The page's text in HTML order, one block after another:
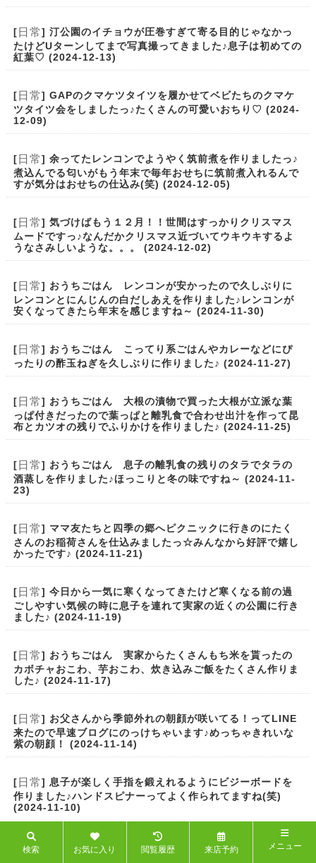
[ 日常] 汀公園のイチョウが圧巻すぎて寄る目的じゃなかっ
たけどUターンしてまで写真撮ってきました♪息子は初めての
紅葉♡ (2024-12-13)
[ 日常] GAPのクマケツタイツを履かせてベビたちのクマケ
ツタイツ会をしましたっ♪たくさんの可愛いおちり♡ (2024-
12-09)
[ 日常] 余ってたレンコンでようやく筑前煮を作りましたっ♪
煮込んでる匂いがもう年末で毎年おせちに筑前煮入れるんで
すが気分はおせちの仕込み(笑) (2024-12-05)
[ 日常] 気づけばもう１２月！！世間はすっかりクリスマス
ムードですっ♪なんだかクリスマス近づいてウキウキするよ
うなさみしいような。。。 (2024-12-02)
[ 日常] おうちごはん レンコンが安かったので久しぶりに
レンコンとにんじんの白だしあえを作りました♪レンコンが
安くなってきたら年末を感じますね～ (2024-11-30)
[ 日常] おうちごはん こってり系ごはんやカレーなどにぴ
ったりの酢玉ねぎを久しぶりに作りました♪ (2024-11-27)
[ 日常] おうちごはん 大根の漬物で買った大根が立派な葉
っぱ付きだったので葉っぱと離乳食で合わせ出汁を作って昆
布とカツオの残りでふりかけを作りました♪ (2024-11-25)
[ 日常] おうちごはん 息子の離乳食の残りのタラでタラの
酒蒸しを作りました♪ほっこりと冬の味ですね～ (2024-11-
23)
[ 日常] ママ友たちと四季の郷へピクニックに行きのにたく
さんのお稲荷さんを仕込みましたっ☆みんなから好評で嬉し
かったです♪ (2024-11-21)
[ 日常] 今日から一気に寒くなってきたけど寒くなる前の過
ごしやすい気候の時に息子を連れて実家の近くの公園に行き
ました♪ (2024-11-19)
[ 日常] おうちごはん 実家からたくさんもち米を貰ったの
カボチャおこわ、芋おこわ、炊き込みご飯をたくさん作りま
した♪ (2024-11-17)
[ 日常] お父さんから季節外れの朝顔が咲いてる！ってLINE
来たので早速ブログにのっけちゃいます♪めっちゃきれいな
紫の朝顔！ (2024-11-14)
[ 日常] 息子が楽しく手指を鍛えれるようにビジーボードを
作りました♪ハンドスピナーってよく作られてますね(笑)
(2024-11-10)
日常
] おうちごはん 寒くなってきたのでおでんを作りま
検索 お気に入り 閲覧履歴 来店予約 メニュー